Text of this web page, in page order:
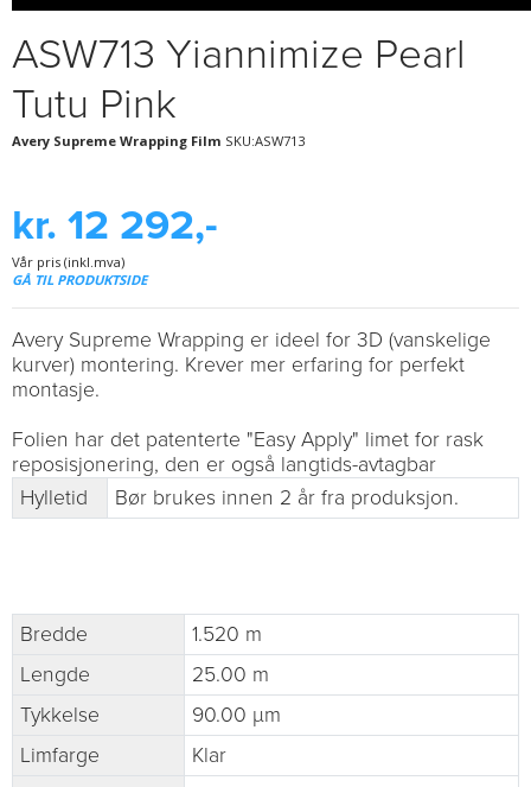
ASW713 Yiannimize Pearl
Tutu Pink
Avery Supreme Wrapping Film SKU:ASW713
kr. 12 292,-
Vår pris (inkl.mva)
GÅ TIL PRODUKTSIDE
Avery Supreme Wrapping er ideel for 3D (vanskelige
kurver) montering. Krever mer erfaring for perfekt
montasje.
Folien har det patenterte "Easy Apply" limet for rask
reposisjonering, den er også langtids-avtagbar
Hylletid
Bør brukes innen 2 år fra produksjon.
Bredde
1.520 m
Lengde
25.00 m
Tykkelse
90.00 µm
Limfarge
Klar